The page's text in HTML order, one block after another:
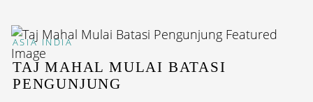
ASIA INDIA
TAJ MAHAL MULAI BATASI
PENGUNJUNG